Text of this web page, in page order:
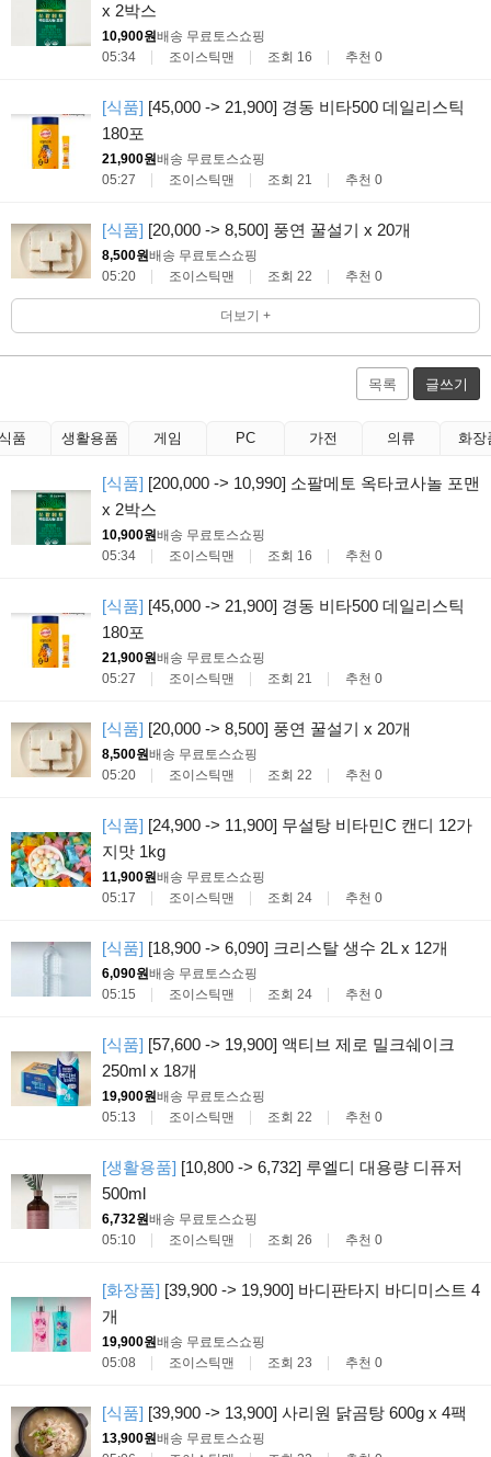
x 2박스
10,900원배송 무료토스쇼핑
05:34
조이스틱맨 조회 16 추천 0
[식품] [45,000 -> 21,900] 경동 비타500 데일리스틱
180포
21,900원배송 무료토스쇼핑
05:27
조이스틱맨 조회 21 추천 0
[식품] [20,000 -> 8,500] 풍연 꿀설기 x 20개
8,500원배송 무료토스쇼핑
05:20
조이스틱맨 조회 22 추천 0
더보기 +
목록 글쓰기
품 생활용품 게임 PC 가전 의류 화장
[식품] [200,000 -> 10,990] 소팔메토 옥타코사놀 포맨
x 2박스
10,900원배송 무료토스쇼핑
05:34
조이스틱맨 조회 16 추천 0
[식품] [45,000 -> 21,900] 경동 비타500 데일리스틱
180포
21,900원배송 무료토스쇼핑
05:27
조이스틱맨 조회 21 추천 0
[식품] [20,000 -> 8,500] 풍연 꿀설기 x 20개
8,500원배송 무료토스쇼핑
05:20
조이스틱맨 조회 22 추천 0
[식품] [24,900 -> 11,900] 무설탕 비타민C 캔디 12가
지맛 1kg
11,900원배송 무료토스쇼핑
05:17
조이스틱맨 조회 24 추천 0
[식품] [18,900 -> 6,090] 크리스탈 생수 2L x 12개
6,090원배송 무료토스쇼핑
05:15
조이스틱맨 조회 24 추천 0
[식품] [57,600 -> 19,900] 액티브 제로 밀크쉐이크
250ml x 18개
19,900원배송 무료토스쇼핑
05:13
조이스틱맨 조회 22 추천 0
[생활용품] [10,800 -> 6,732] 루엘디 대용량 디퓨저
500ml
6,732원배송 무료토스쇼핑
05:10
조이스틱맨 조회 26 추천 0
[화장품] [39,900 -> 19,900] 바디판타지 바디미스트 4
개
19,900원배송 무료토스쇼핑
05:08
조이스틱맨 조회 23 추천 0
[식품] [39,900 -> 13,900] 사리원 닭곰탕 600g x 4팩
13,900원배송 무료토스쇼핑